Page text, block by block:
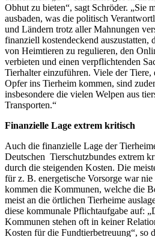
Obhut zu bieten“, sagt Schröder. „Sie
ausbaden, was die politisch
und Ländern trotz aller Mahnungen
finanziell kostendeckend auszustatten,
von Heimtieren zu regulieren, den
verbieten und einen verpflichtenden
Tierhalter einzuführen. Viele der
Opfer ins Tierheim kommen, sind
insbesondere die vielen Welpen aus
Transporten.“
Finanzielle Lage extrem kritisch
Auch die finanzielle Lage der
Deutschen Tierschutzbundes extrem
durch die steigenden Kosten. Die
für z. B. energetische Vorsorge war
kommen die Kommunen, welche die
meist an die örtlichen Tierheime
diese kommunale Pflichtaufgabe auf:
Kommunen stehen oft in keiner
Kosten für die Fundtierbetreuung“, so